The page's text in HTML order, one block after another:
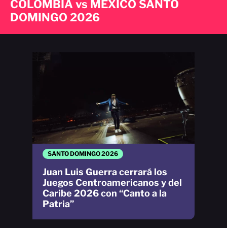
COLOMBIA vs MÉXICO SANTO
DOMINGO 2026
SANTO DOMINGO 2026
Juan Luis Guerra cerrará los
Juegos Centroamericanos y del
Caribe 2026 con “Canto a la
Patria”